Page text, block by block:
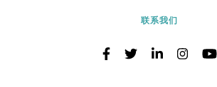
联系我们